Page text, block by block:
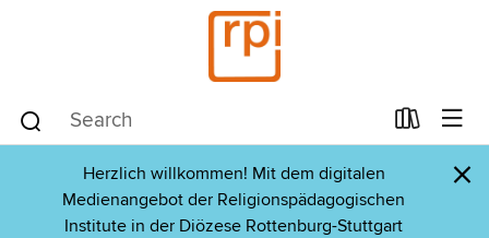
Herzlich willkommen! Mit dem digitalen
Medienangebot der Religionspädagogischen
Institute in der Diözese Rottenburg-Stuttgart
×